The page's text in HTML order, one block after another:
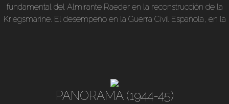
fundamental del Almirante Raeder en la reconstrucción de la
Kriegsmarine. El desempeño en la Guerra Civil Española, en la
Plata. Una historia apasionante, objetiva y veraz.
PANORAMA (1944-45)